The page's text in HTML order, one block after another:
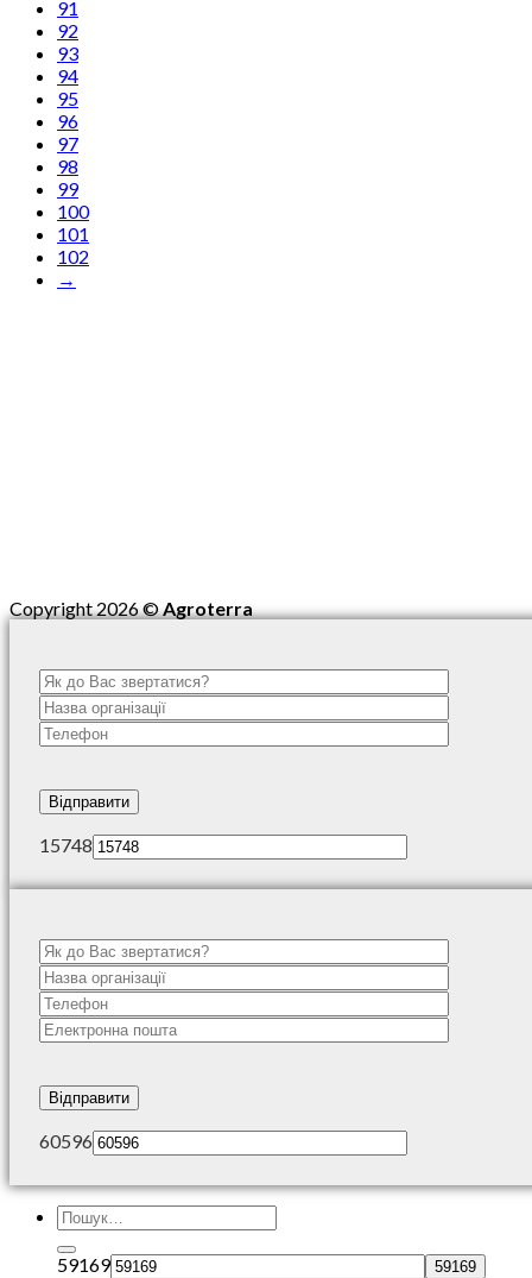
91
92
93
94
95
96
97
98
99
100
101
102
→
Copyright 2026 ©Agroterra
15748
60596
59169